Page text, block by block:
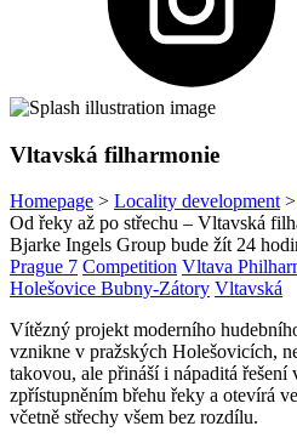
Vltavská filharmonie
Homepage > Locality development >
Od řeky až po střechu – Vltavská
Bjarke Ingels Group bude žít 24
Prague 7 Competition Vltava
Holešovice Bubny-Zátory Vltavská
Vítězný projekt moderního
vznikne v pražských Holešovicích,
takovou, ale přináší i nápaditá řešení
zpřístupněním břehu řeky a otevírá
včetně střechy všem bez rozdílu.